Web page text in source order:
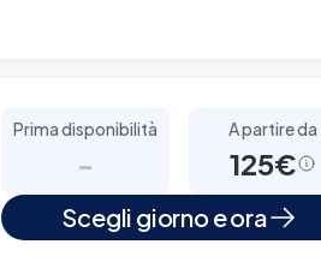
Prima disponibilità
-
A partire da
125€
Scegli giorno e ora